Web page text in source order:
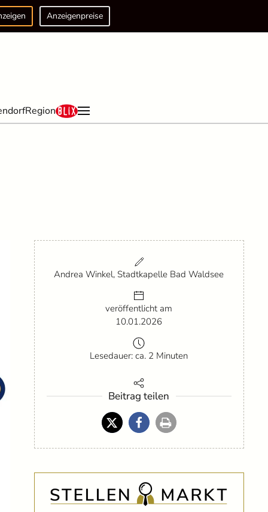
Anzeigenpreise
Region
Andrea Winkel, Stadtkapelle Bad Waldsee
veröffentlicht am
10.01.2026
Lesedauer: ca. 2 Minuten
Beitrag teilen